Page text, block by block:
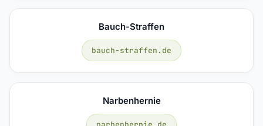
Bauch-Straffen
bauch-straffen.de
Narbenhernie